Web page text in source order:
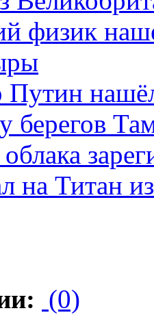
физик
берегов
на Титан
(0)